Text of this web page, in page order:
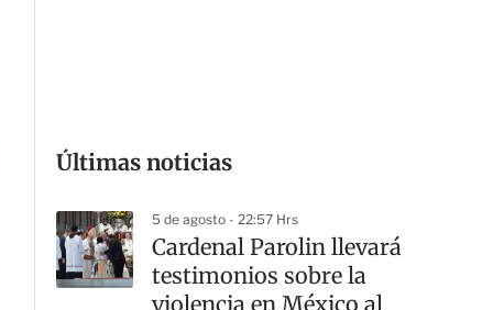
Últimas noticias
5 de agosto - 22:57 Hrs
Cardenal Parolin llevará
testimonios sobre la
violencia en México al